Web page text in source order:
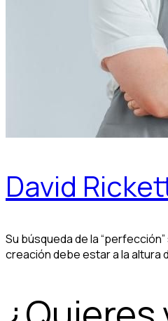
David
Su búsqueda de la
creación debe estar a la altura